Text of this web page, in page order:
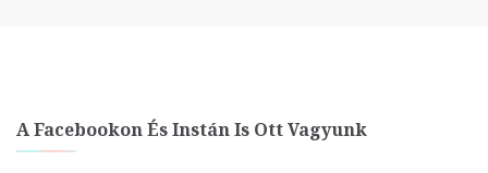
A Facebookon És Instán Is Ott Vagyunk